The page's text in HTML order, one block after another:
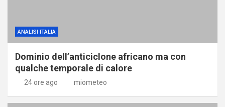
ANALISI ITALIA
Dominio dell’anticiclone africano ma con
qualche temporale di calore
24 ore ago miometeo